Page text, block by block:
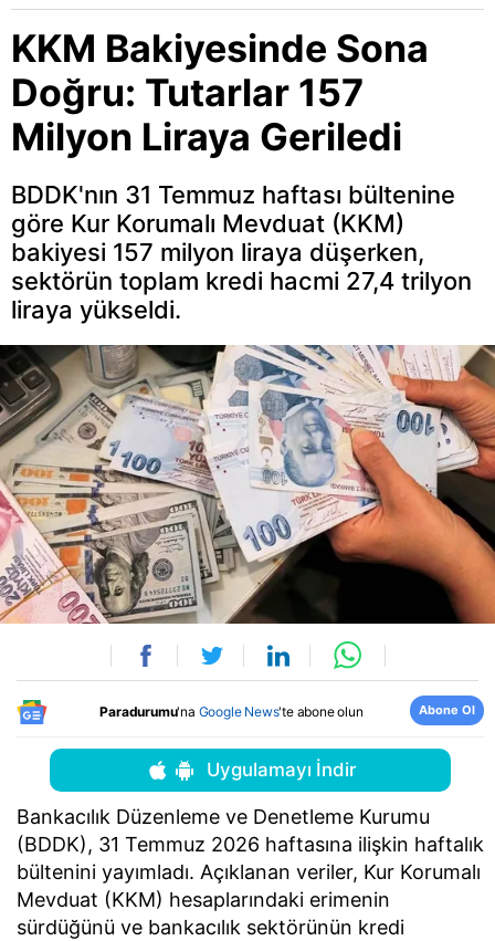
KKM Bakiyesinde Sona
Doğru: Tutarlar 157
Milyon Liraya Geriledi
BDDK'nın 31 Temmuz haftası bültenine
göre Kur Korumalı Mevduat (KKM)
bakiyesi 157 milyon liraya düşerken,
sektörün toplam kredi hacmi 27,4 trilyon
liraya yükseldi.
Paradurumu'na Google News'te abone olun Abone Ol
Uygulamayı İndir
Bankacılık Düzenleme ve Denetleme Kurumu
(BDDK), 31 Temmuz 2026 haftasına ilişkin haftalık
bültenini yayımladı. Açıklanan veriler, Kur Korumalı
Mevduat (KKM) hesaplarındaki erimenin
sürdüğünü ve bankacılık sektörünün kredi